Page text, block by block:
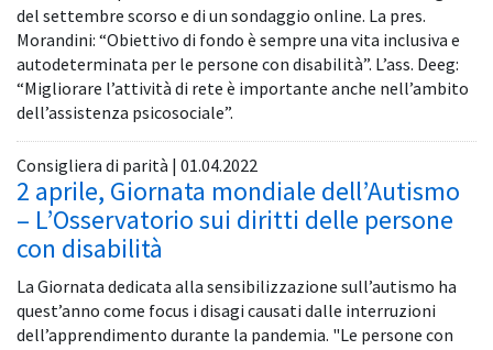
del settembre scorso e di un sondaggio online. La pres.
Morandini: “Obiettivo di fondo è sempre una vita inclusiva e
autodeterminata per le persone con disabilità”. L’ass. Deeg:
“Migliorare l’attività di rete è importante anche nell’ambito
dell’assistenza psicosociale”.
Consigliera di parità | 01.04.2022
2 aprile, Giornata mondiale dell’Autismo
– L’Osservatorio sui diritti delle persone
con disabilità
La Giornata dedicata alla sensibilizzazione sull’autismo ha
quest’anno come focus i disagi causati dalle interruzioni
dell’apprendimento durante la pandemia. "Le persone con